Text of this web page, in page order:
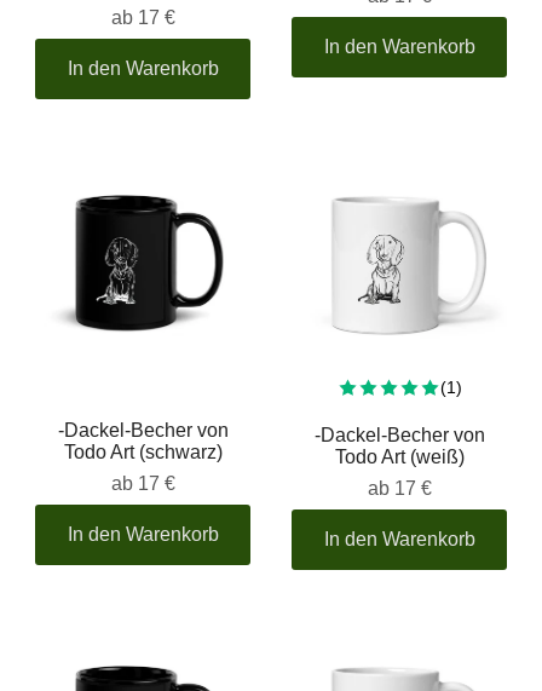
ab 17 €
In den Warenkorb
In den Warenkorb
-Dackel-Becher von
Todo Art (schwarz)
ab 17 €
In den Warenkorb
(1)
-Dackel-Becher von
Todo Art (weiß)
ab 17 €
In den Warenkorb